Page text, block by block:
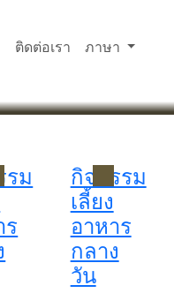
ติดต่อเรา ภาษา
รม
กิจกรรม
เลี้ยง
อาหาร
กลาง
วัน